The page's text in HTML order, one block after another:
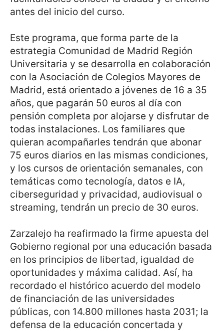
antes del inicio del curso.
Este programa, que forma parte de la
estrategia Comunidad de Madrid Región
Universitaria y se desarrolla en colaboración
con la Asociación de Colegios Mayores de
Madrid, está orientado a jóvenes de 16 a 35
años, que pagarán 50 euros al día con
pensión completa por alojarse y disfrutar de
todas instalaciones. Los familiares que
quieran acompañarles tendrán que abonar
75 euros diarios en las mismas condiciones,
y los cursos de orientación semanales, con
temáticas como tecnología, datos e IA,
ciberseguridad y privacidad, audiovisual o
streaming, tendrán un precio de 30 euros.
Zarzalejo ha reafirmado la firme apuesta del
Gobierno regional por una educación basada
en los principios de libertad, igualdad de
oportunidades y máxima calidad. Así, ha
recordado el histórico acuerdo del modelo
de financiación de las universidades
públicas, con 14.800 millones hasta 2031; la
defensa de la educación concertada y